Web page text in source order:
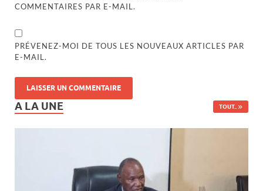
COMMENTAIRES PAR E-MAIL.
PRÉVENEZ-MOI DE TOUS LES NOUVEAUX ARTICLES PAR
E-MAIL.
A LA UNE TOUT..